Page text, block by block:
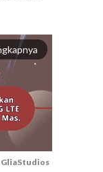
GliaStudios